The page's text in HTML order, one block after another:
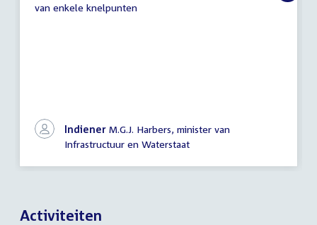
van enkele knelpunten
Indiener M.G.J. Harbers, minister van
Infrastructuur en Waterstaat
Activiteiten